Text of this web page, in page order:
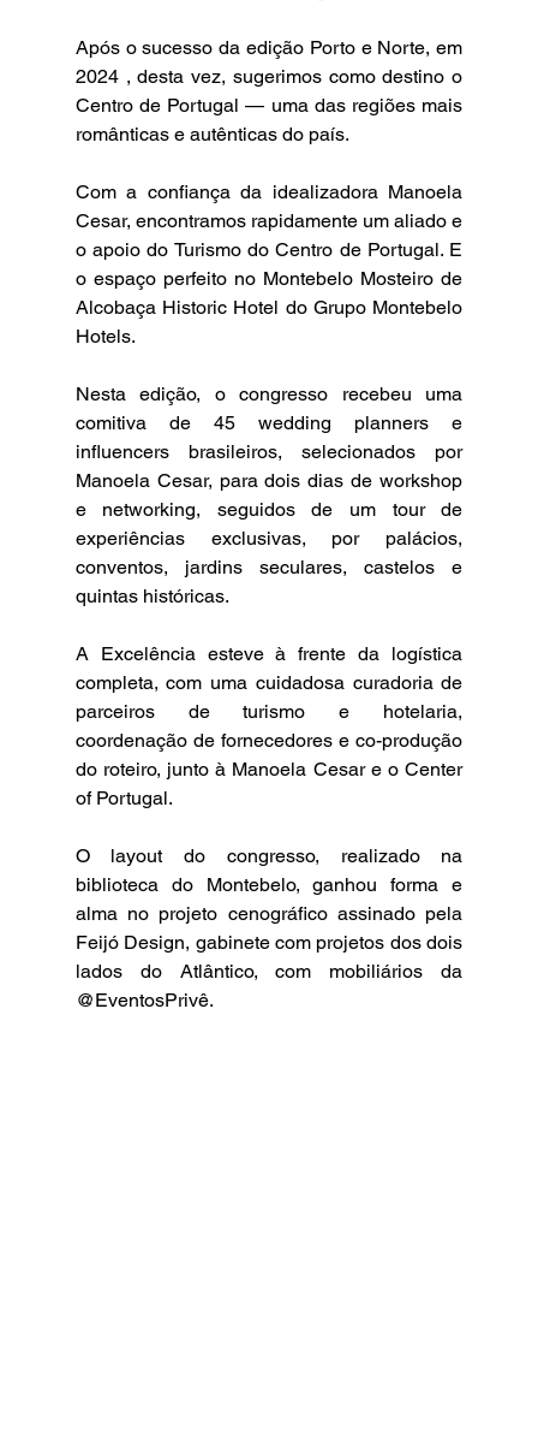
Após o sucesso da edição Porto e Norte, em
2024 , desta vez, sugerimos como destino o
Centro de Portugal — uma das regiões mais
românticas e autênticas do país.
Com a confiança da idealizadora Manoela
Cesar, encontramos rapidamente um aliado e
o apoio do Turismo do Centro de Portugal. E
o espaço perfeito no Montebelo Mosteiro de
Alcobaça Historic Hotel do Grupo Montebelo
Hotels.
Nesta edição, o congresso recebeu uma
comitiva de 45 wedding planners e
influencers brasileiros, selecionados por
Manoela Cesar, para dois dias de workshop
e networking, seguidos de um tour de
experiências exclusivas, por palácios,
conventos, jardins seculares, castelos e
quintas históricas.
A Excelência esteve à frente da logística
completa, com uma cuidadosa curadoria de
parceiros de turismo e hotelaria,
coordenação de fornecedores e co-produção
do roteiro, junto à Manoela Cesar e o Center
of Portugal.
O layout do congresso, realizado na
biblioteca do Montebelo, ganhou forma e
alma no projeto cenográfico assinado pela
Feijó Design, gabinete com projetos dos dois
lados do Atlântico, com mobiliários da
@EventosPrivê.